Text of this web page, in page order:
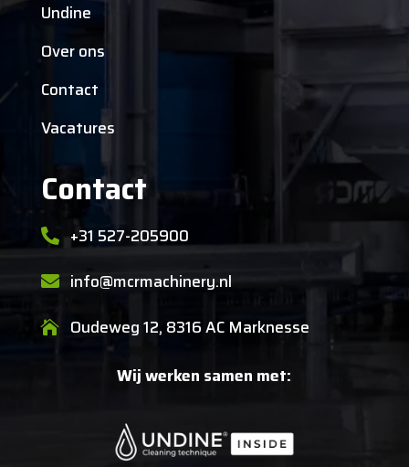
Undine
Over ons
Contact
Vacatures
Contact
 +31 527-205900
 info@mcrmachinery.nl
 Oudeweg 12, 8316 AC Marknesse
Wij werken samen met: